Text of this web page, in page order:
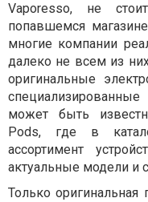
Vaporesso, не
попавшемся
многие компании
далеко не всем из
оригинальные
может быть
Pods, где в
ассортимент
актуальные модели
Только